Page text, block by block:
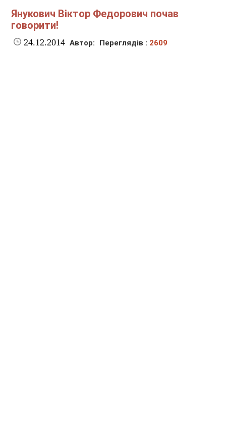
Янукович Віктор Федорович почав
говорити!
24.12.2014 Автор: Переглядів : 2609